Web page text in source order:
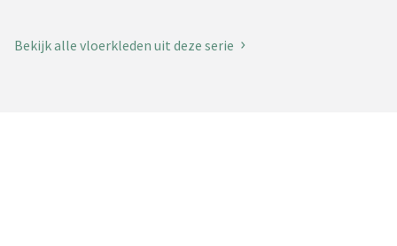
Bekijk alle vloerkleden uit deze serie